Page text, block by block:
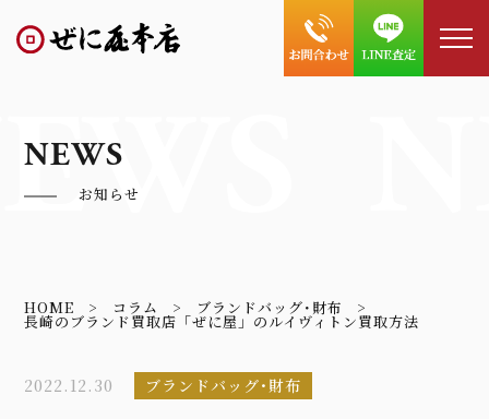
NEWS
お知らせ
HOME コラム ブランドバッグ･財布
長崎のブランド買取店「ぜに屋」のルイヴィトン買取方法
2022.12.30 ブランドバッグ･財布